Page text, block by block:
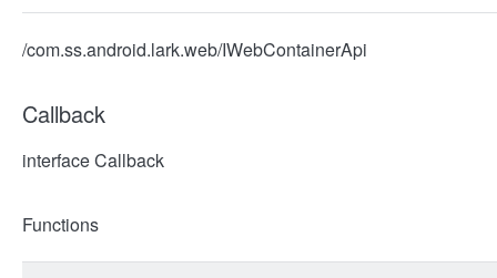
/com.ss.android.lark.web/IWebContainerApi
Callback
interface Callback
Functions